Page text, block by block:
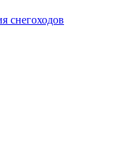
снегоходов